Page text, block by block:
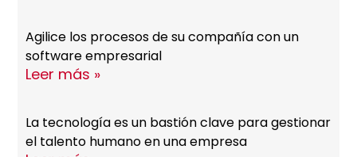
Agilice los procesos de su compañía con un
software empresarial
Leer más »
La tecnología es un bastión clave para gestionar
el talento humano en una empresa